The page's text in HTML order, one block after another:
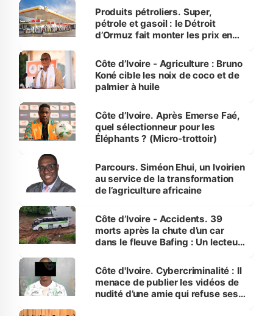
menacées
Produits pétroliers. Super,
pétrole et gasoil : le Détroit
d’Ormuz fait monter les prix en
Côte d’Ivoire - Agriculture : Bruno
Koné cible les noix de coco et de
palmier à huile
Côte d’Ivoire. Après Emerse Faé,
quel sélectionneur pour les
Éléphants ? (Micro-trottoir)
Parcours. Siméon Ehui, un Ivoirien
au service de la transformation
de l’agriculture africaine
Côte d’Ivoire - Accidents. 39
morts après la chute d’un car
dans le fleuve Bafing : Un lecteur
des Transports
Côte d'Ivoire. Cybercriminalité : Il
menace de publier les vidéos de
nudité d’une amie qui refuse ses